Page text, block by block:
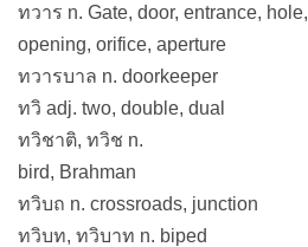
ทวาร n. Gate, door, entrance, hole,
opening, orifice, aperture
ทวารบาล n. doorkeeper
ทวิ adj. two, double, dual
ทวิชาติ, ทวิช n.
bird, Brahman
ทวิบถ n. crossroads, junction
ทวิบท, ทวิบาท n. biped